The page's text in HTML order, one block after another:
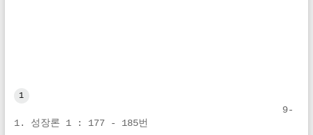
1
9-
1. 성장론 1 : 177 - 185번